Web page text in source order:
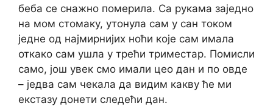
беба се снажно померила. Са рукама заједно
на мом стомаку, утонула сам у сан током
једне од најмирнијих ноћи које сам имала
откако сам ушла у трећи триместар. Помисли
само, још увек смо имали цео дан и по овде
– једва сам чекала да видим какву ће ми
екстазу донети следећи дан.